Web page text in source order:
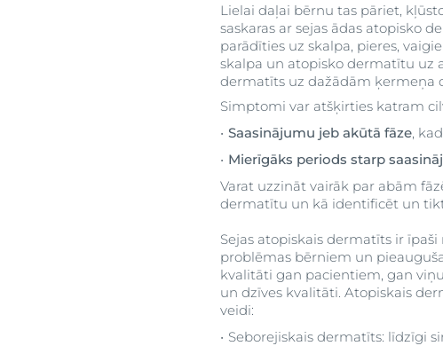
Lielai daļai bērnu tas pāriet,
saskaras ar sejas ādas atopisko
parādīties uz skalpa, pieres,
skalpa un atopisko dermatītu uz
dermatīts uz dažādām ķermeņa
Simptomi var atšķirties katram
Saasinājumu jeb akūtā fāze,
Mierīgāks periods starp
Varat uzzināt vairāk par abām
dermatītu un kā identificēt un
Sejas atopiskais dermatīts ir
problēmas bērniem un
kvalitāti gan pacientiem, gan
un dzīves kvalitāti. Atopiskais
veidi:
Seborejiskais dermatīts: līdzīgi